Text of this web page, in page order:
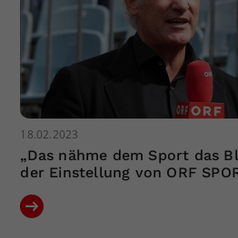
18.02.2023
„Das nähme dem Sport das
der Einstellung von ORF